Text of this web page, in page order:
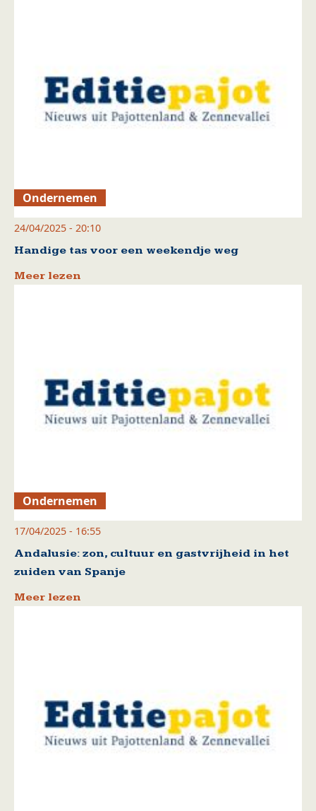
Ondernemen
24/04/2025 - 20:10
Handige tas voor een weekendje weg
Meer lezen
Ondernemen
17/04/2025 - 16:55
Andalusie: zon, cultuur en gastvrijheid in het
zuiden van Spanje
Meer lezen